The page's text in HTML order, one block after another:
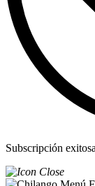
Subscripción exitosa